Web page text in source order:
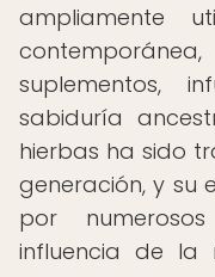
ampliamente
suplementos,
sabiduría
hierbas ha sido
generación, y su
por
influencia de la